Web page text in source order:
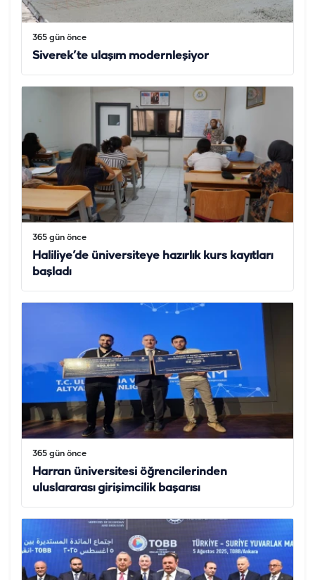
365 gün önce
Siverek’te ulaşım modernleşiyor
365 gün önce
Haliliye’de üniversiteye hazırlık kurs kayıtları
başladı
365 gün önce
Harran üniversitesi öğrencilerinden
uluslararası girişimcilik başarısı